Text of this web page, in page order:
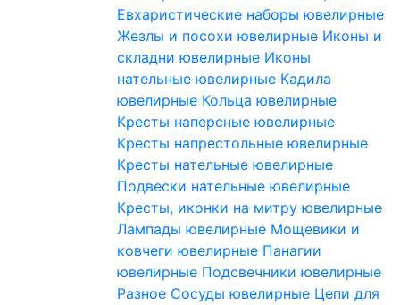
Евхаристические наборы ювелирные
Жезлы и посохи ювелирные Иконы и
складни ювелирные Иконы
нательные ювелирные Кадила
ювелирные Кольца ювелирные
Кресты наперсные ювелирные
Кресты напрестольные ювелирные
Кресты нательные ювелирные
Подвески нательные ювелирные
Кресты, иконки на митру ювелирные
Лампады ювелирные Мощевики и
ковчеги ювелирные Панагии
ювелирные Подсвечники ювелирные
Разное Сосуды ювелирные Цепи для